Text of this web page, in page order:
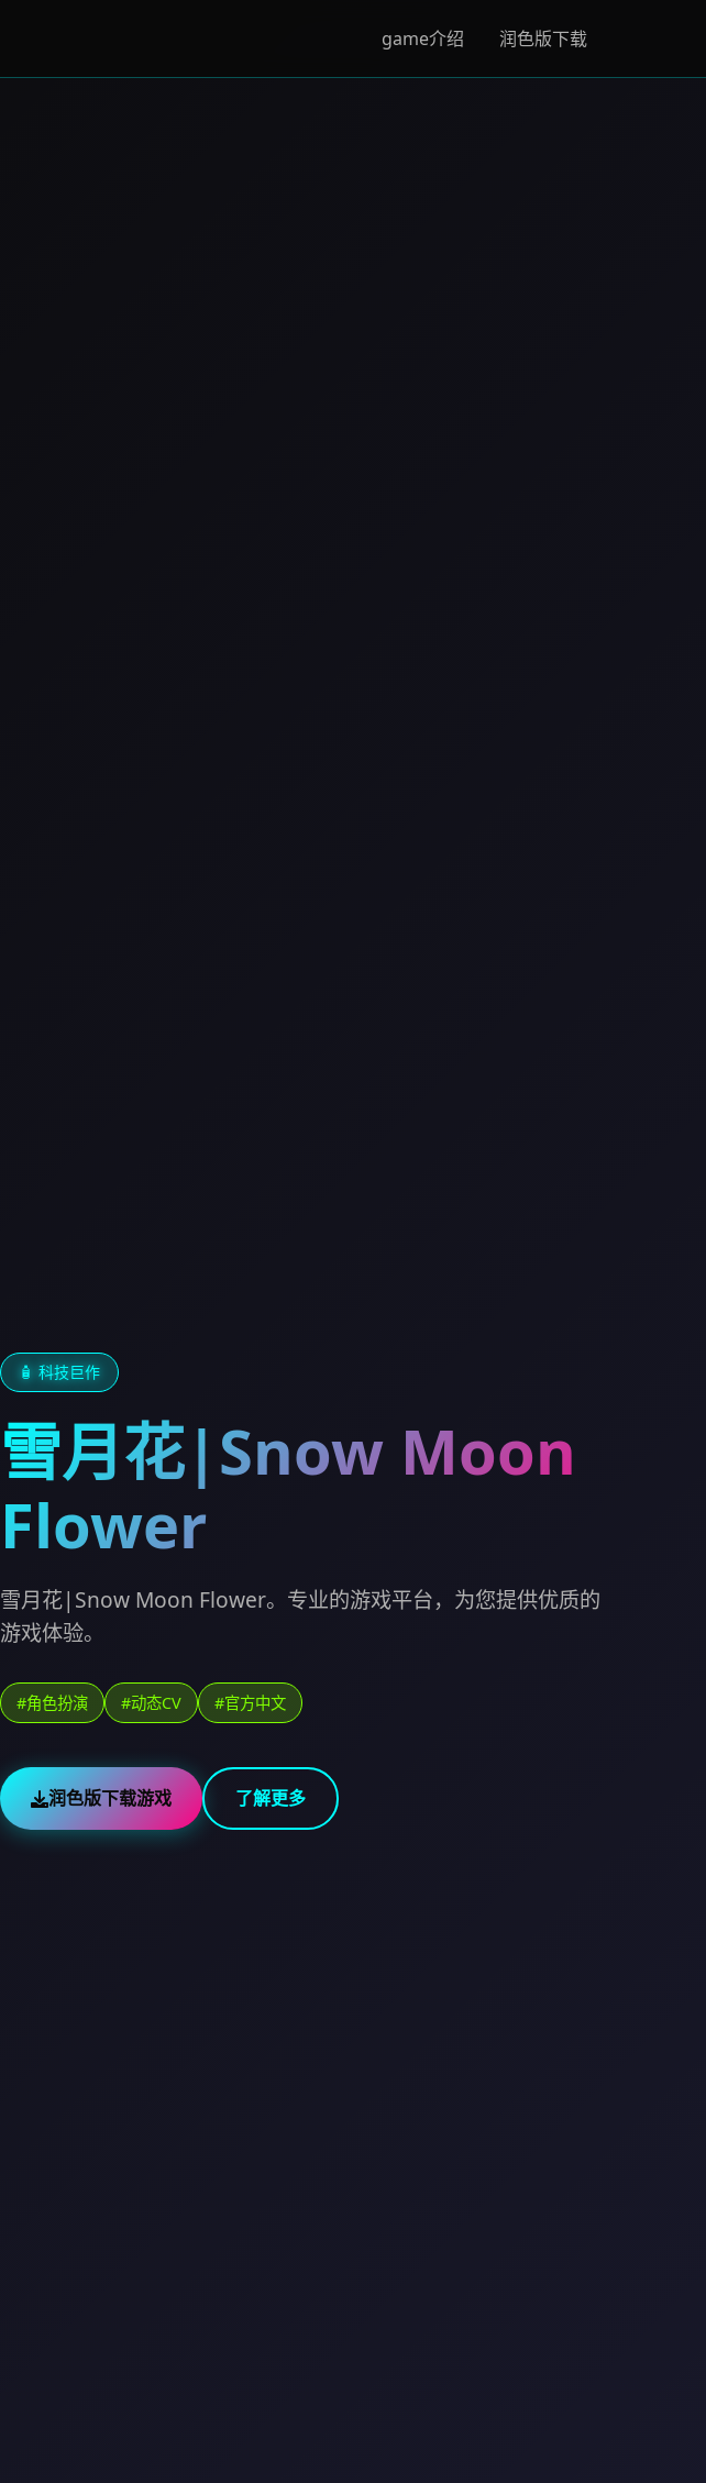
game介绍 润色版下载
🧴 科技巨作
雪月花|Snow Moon
Flower
雪月花|Snow Moon Flower。专业的游戏平台，为您提供优质的
游戏体验。
#角色扮演 #动态CV #官方中文
润色版下载游戏 了解更多